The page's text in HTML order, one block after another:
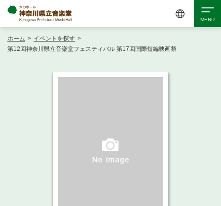
ホーム > イベントを探す >
第12回神奈川県立音楽堂フェスティバル 第17回国際短編映画祭